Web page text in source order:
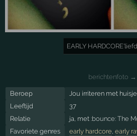
EARLY
berichtenfoto →
Beroep
Jou irriteren met
Leeftijd
37
Relatie
ja, met :bounce: The
Favoriete genres
early hardcore early